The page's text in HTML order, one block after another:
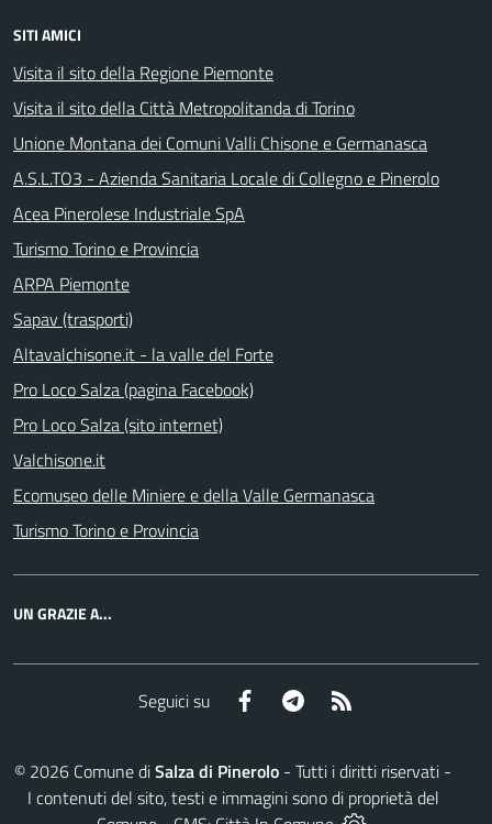
SITI AMICI
Visita il sito della Regione Piemonte
Visita il sito della Città Metropolitanda di Torino
Unione Montana dei Comuni Valli Chisone e Germanasca
A.S.L.TO3 - Azienda Sanitaria Locale di Collegno e Pinerolo
Acea Pinerolese Industriale SpA
Turismo Torino e Provincia
ARPA Piemonte
Sapav (trasporti)
Altavalchisone.it - la valle del Forte
Pro Loco Salza (pagina Facebook)
Pro Loco Salza (sito internet)
Valchisone.it
Ecomuseo delle Miniere e della Valle Germanasca
Turismo Torino e Provincia
UN GRAZIE A...
Seguici su Facebook Telegram
© 2026 Comune diSalza di Pinerolo - Tutti i diritti riservati -
I contenuti del sito, testi e immagini sono di proprietà del